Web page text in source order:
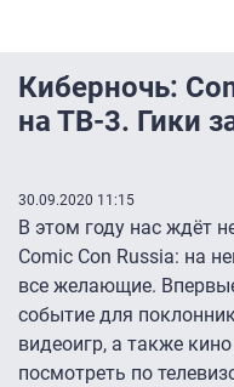
Киберночь:
на ТВ-3. Гики
30.09.2020 11:15
В этом году нас ждёт
Comic Con Russia: на
все желающие.
событие для
видеоигр, а также
посмотреть по